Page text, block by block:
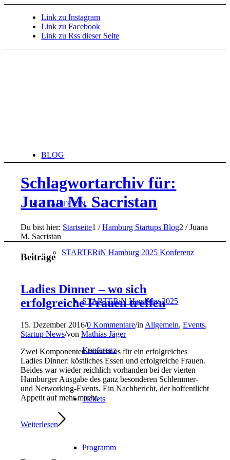
Link zu Instagram
Link zu Facebook
Link zu Rss dieser Seite
BLOG
STARTERiN
STARTERiN Hamburg 2025 Konferenz
STARTERiN Hamburg 2025
Konferenz
Tickets
Programm
Schlagwortarchiv für:
Juana M. Sacristan
Du bist hier: Startseite1 / Hamburg Startups Blog2 / Juana
M. Sacristan
Beiträge
Ladies Dinner – wo sich
erfolgreiche Frauen treffen
15. Dezember 2016/0 Kommentare/in Allgemein,Events,
Startup News/vonMathias Jäger
Zwei Komponenten braucht es für ein erfolgreiches
Ladies Dinner: köstliches Essen und erfolgreiche Frauen.
Beides war wieder reichlich vorhanden bei der vierten
Hamburger Ausgabe des ganz besonderen Schlemmer-
und Networking-Events. Ein Nachbericht, der hoffentlicht
Appetit auf mehr macht.
Weiterlesen